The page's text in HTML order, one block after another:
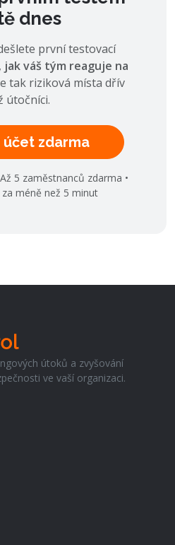
dnes
první testovací
jak váš tým reaguje na
tak riziková místa dřív
útočníci.
zdarma
5 zaměstnanců zdarma •
méně než 5 minut
útoků a zvyšování
ve vaší organizaci.